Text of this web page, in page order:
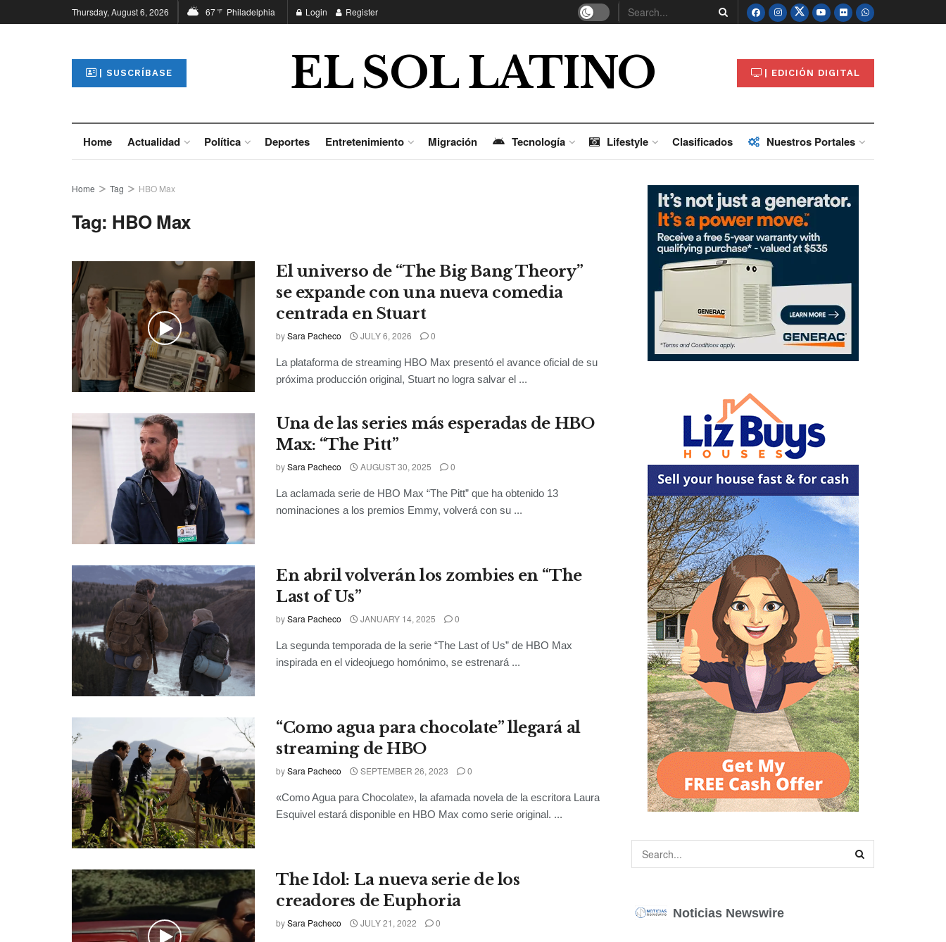
Thursday, August 6, 2026 67°F Philadelphia Login Register
| SUSCRÍBASE EL SOL LATINO | EDICIÓN DIGITAL
Home Actualidad Política Deportes Entretenimiento Migración Tecnología Lifestyle Clasificados Nuestros Portales
Home Tag HBO Max
Tag: HBO Max
El universo de “The Big Bang Theory”
se expande con una nueva comedia
centrada en Stuart
bySara Pacheco JULY 6, 2026 0
La plataforma de streaming HBO Max presentó el avance oficial de su
próxima producción original, Stuart no logra salvar el ...
Una de las series más esperadas de HBO
Max: “The Pitt”
bySara Pacheco AUGUST 30, 2025 0
La aclamada serie de HBO Max “The Pitt” que ha obtenido 13
nominaciones a los premios Emmy, volverá con su ...
En abril volverán los zombies en “The
Last of Us”
bySara Pacheco JANUARY 14, 2025 0
La segunda temporada de la serie “The Last of Us” de HBO Max
inspirada en el videojuego homónimo, se estrenará ...
“Como agua para chocolate” llegará al
streaming de HBO
bySara Pacheco SEPTEMBER 26, 2023 0
«Como Agua para Chocolate», la afamada novela de la escritora Laura
Esquivel estará disponible en HBO Max como serie original. ...
The Idol: La nueva serie de los
creadores de Euphoria
bySara Pacheco JULY 21, 2022 0
Noticias Newswire